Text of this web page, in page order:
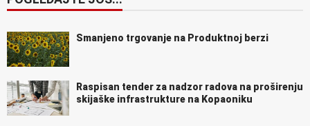
Smanjeno trgovanje na Produktnoj berzi
Raspisan tender za nadzor radova na proširenju
skijaške infrastrukture na Kopaoniku